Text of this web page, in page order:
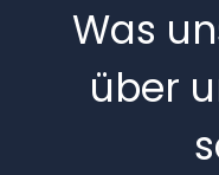
Was
über